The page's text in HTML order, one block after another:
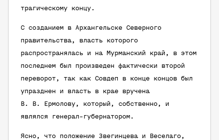
трагическому концу.
С созданием в Архангельске Северного
правительства, власть которого
распространялась и на Мурманский край, в этом
последнем был произведен фактически второй
переворот, так как Совдеп в конце концов был
упразднен и власть в крае вручена
В. В. Ермолову, который, собственно, и
являлся генерал-губернатором.
Ясно, что положение Звегинцева и Веселаго,